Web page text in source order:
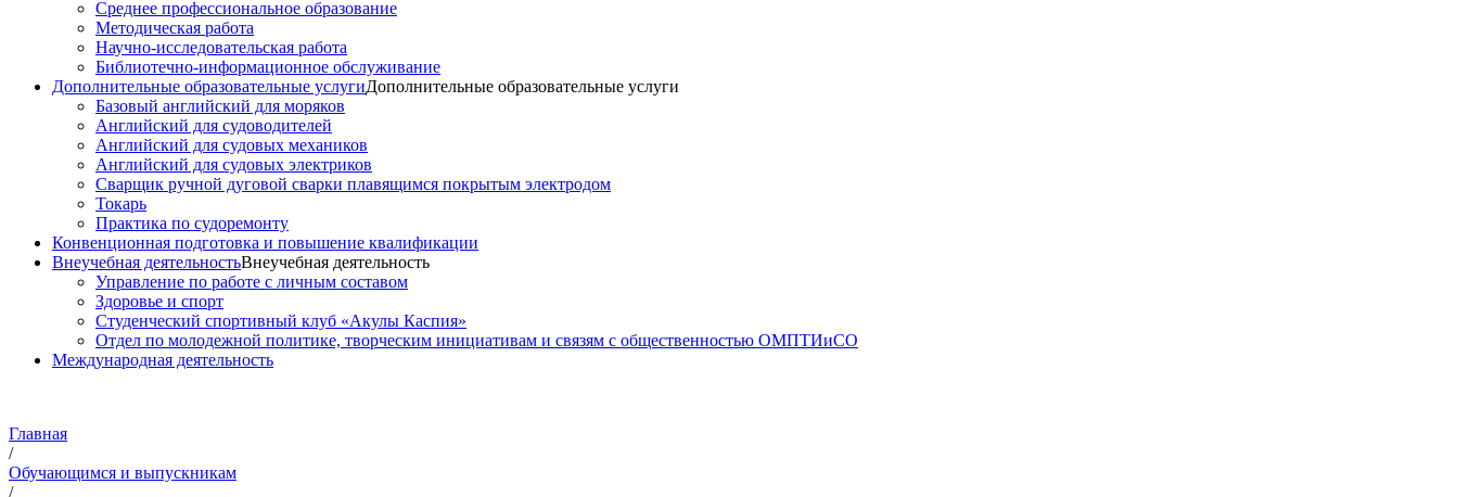
Среднее профессиональное образование
Методическая работа
Научно-исследовательская работа
Библиотечно-информационное обслуживание
Дополнительные образовательные услугиДополнительные образовательные услуги
Базовый английский для моряков
Английский для судоводителей
Английский для судовых механиков
Английский для судовых электриков
Cварщик ручной дуговой сварки плавящимся покрытым электродом
Токарь
Практика по судоремонту
Конвенционная подготовка и повышение квалификации
Внеучебная деятельностьВнеучебная деятельность
Управление по работе с личным составом
Здоровье и спорт
Студенческий спортивный клуб «Акулы Каспия»
Отдел по молодежной политике, творческим инициативам и связям с общественностью ОМПТИиСО
Международная деятельность
Главная
/
Обучающимся и выпускникам
/